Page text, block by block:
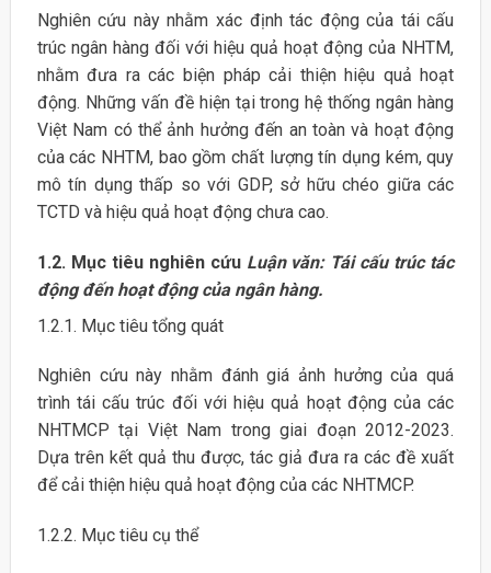
Nghiên cứu này nhằm xác định tác động của tái cấu
trúc ngân hàng đối với hiệu quả hoạt động của NHTM,
nhằm đưa ra các biện pháp cải thiện hiệu quả hoạt
động. Những vấn đề hiện tại trong hệ thống ngân hàng
Việt Nam có thể ảnh hưởng đến an toàn và hoạt động
của các NHTM, bao gồm chất lượng tín dụng kém, quy
mô tín dụng thấp so với GDP, sở hữu chéo giữa các
TCTD và hiệu quả hoạt động chưa cao.
1.2. Mục tiêu nghiên cứu Luận văn: Tái cấu trúc tác
động đến hoạt động của ngân hàng.
1.2.1. Mục tiêu tổng quát
Nghiên cứu này nhằm đánh giá ảnh hưởng của quá
trình tái cấu trúc đối với hiệu quả hoạt động của các
NHTMCP tại Việt Nam trong giai đoạn 2012-2023.
Dựa trên kết quả thu được, tác giả đưa ra các đề xuất
để cải thiện hiệu quả hoạt động của các NHTMCP.
1.2.2. Mục tiêu cụ thể